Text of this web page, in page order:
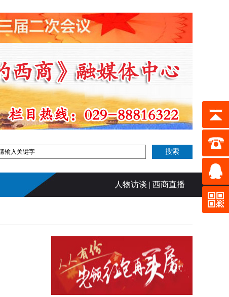
人物访谈 | 西商直播